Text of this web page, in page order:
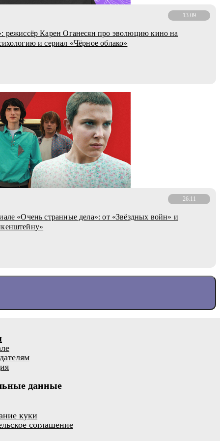
13.09
режиссёр Карен Оганесян про эволюцию кино на
и сериал «Чёрное облако»
26.11
«Очень странные дела»: от «Звёздных войн» и
данные
куки
соглашение